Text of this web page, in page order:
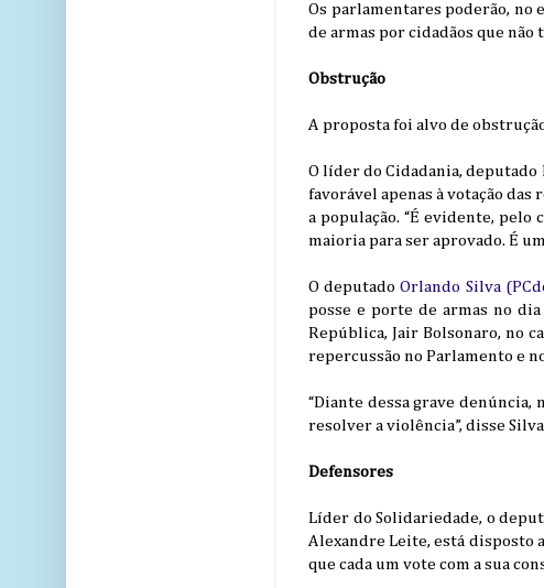
Os parlamentares poderão, no
de armas por cidadãos que
Obstrução
A proposta foi alvo de
O líder do Cidadania, deputado
favorável apenas à votação
a população. “É evidente,
maioria para ser aprovado. É
O deputadoOrlando Silva
posse e porte de armas no
República, Jair Bolsonaro, no
repercussão no Parlamento e
“Diante dessa grave denúncia,
resolver a violência”, disse
Defensores
Líder do Solidariedade, o
Alexandre Leite, está disposto
que cada um vote com a sua